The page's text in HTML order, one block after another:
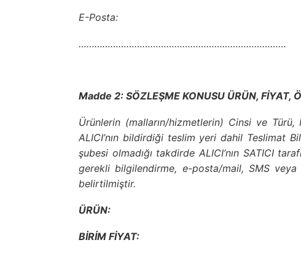
E-Posta:
……………………………………………………………………
Madde 2: SÖZLEŞME KONUSU ÜRÜN, FİYAT,
Ürünlerin (malların/hizmetlerin) Cinsi ve
ALICI’nın bildirdiği teslim yeri dahil Teslimat
şubesi olmadığı takdirde ALICI’nın SATICI
gerekli bilgilendirme, e-posta/mail, SMS veya
belirtilmiştir.
ÜRÜN:
BİRİM FİYAT: